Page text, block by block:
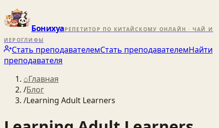
БонихуаРЕПЕТИТОР ПО КИТАЙСКОМУ ОНЛАЙН · ЧАЙ И
ИЕРОГЛИФЫ
Стать преподавателемСтать преподавателемНайти
преподавателя
⌂Главная
/Блог
/Learning Adult Learners